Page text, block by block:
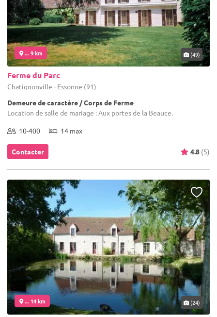
... 9 km (49)
Ferme du Parc
Chatignonville - Essonne (91)
Demeure de caractère / Corps de Ferme
Location de salle de mariage : Aux portes de la Beauce.
10-400 14 max
Contacter 4.8 (5)
... 14 km (24)